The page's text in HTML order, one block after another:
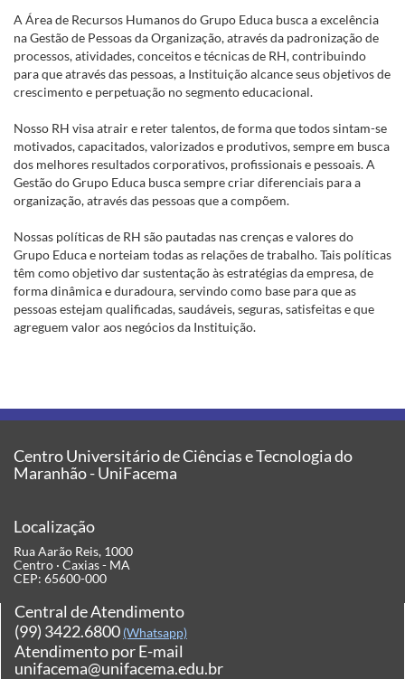
A Área de Recursos Humanos do Grupo Educa busca a excelência
na Gestão de Pessoas da Organização, através da padronização de
processos, atividades, conceitos e técnicas de RH, contribuindo
para que através das pessoas, a Instituição alcance seus objetivos de
crescimento e perpetuação no segmento educacional.
Nosso RH visa atrair e reter talentos, de forma que todos sintam-se
motivados, capacitados, valorizados e produtivos, sempre em busca
dos melhores resultados corporativos, profissionais e pessoais. A
Gestão do Grupo Educa busca sempre criar diferenciais para a
organização, através das pessoas que a compõem.
Nossas políticas de RH são pautadas nas crenças e valores do
Grupo Educa e norteiam todas as relações de trabalho. Tais políticas
têm como objetivo dar sustentação às estratégias da empresa, de
forma dinâmica e duradoura, servindo como base para que as
pessoas estejam qualificadas, saudáveis, seguras, satisfeitas e que
agreguem valor aos negócios da Instituição.
Centro Universitário de Ciências e Tecnologia do
Maranhão - UniFacema
Localização
Rua Aarão Reis, 1000
Centro · Caxias - MA
CEP: 65600-000
Central de Atendimento
(99) 3422.6800 (Whatsapp)
Atendimento por E-mail
unifacema@unifacema.edu.br